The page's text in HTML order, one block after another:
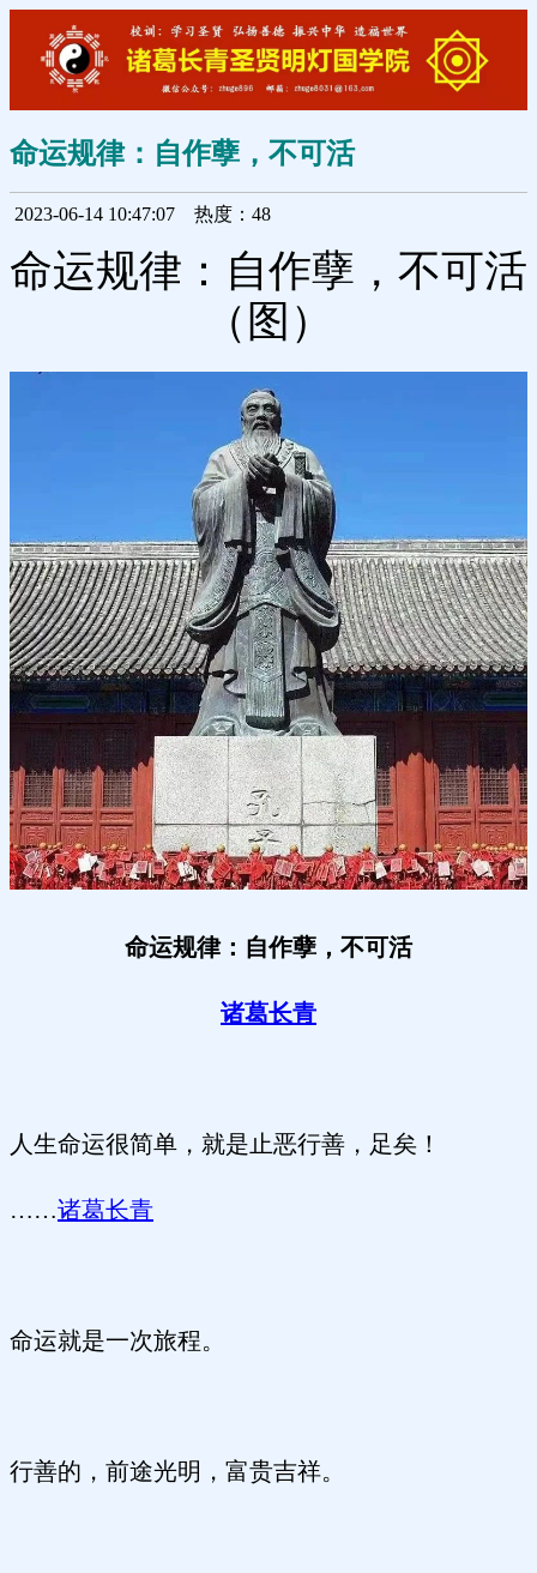
命运规律：自作孽，不可活
2023-06-14 10:47:07 热度：48
命运规律：自作孽，不可活
（图）
命运规律：自作孽，不可活
诸葛长青
人生命运很简单，就是止恶行善，足矣！
……诸葛长青
命运就是一次旅程。
行善的，前途光明，富贵吉祥。